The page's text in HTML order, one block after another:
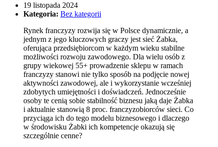
19 listopada 2024
Kategoria: Bez kategorii
Rynek franczyzy rozwija się w Polsce dynamicznie, a
jednym z jego kluczowych graczy jest sieć Żabka,
oferująca przedsiębiorcom w każdym wieku stabilne
możliwości rozwoju zawodowego. Dla wielu osób z
grupy wiekowej 55+ prowadzenie sklepu w ramach
franczyzy stanowi nie tylko sposób na podjęcie nowej
aktywności zawodowej, ale i wykorzystanie wcześniej
zdobytych umiejętności i doświadczeń. Jednocześnie
osoby te cenią sobie stabilność biznesu jaką daje Żabka
i aktualnie stanowią 8 proc. franczyzobiorców sieci. Co
przyciąga ich do tego modelu biznesowego i dlaczego
w środowisku Żabki ich kompetencje okazują się
szczególnie cenne?